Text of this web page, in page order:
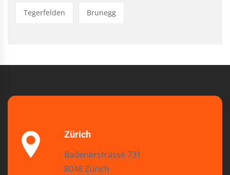
Tegerfelden Brunegg
Zürich
Badenerstrasse 731
8048 Zürich